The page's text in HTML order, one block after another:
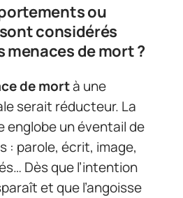
ou
considérés
menaces de mort ?
de mortà une
serait réducteur. La
englobe un éventail de
: parole, écrit, image,
Dès que l’intention
et que l’angoisse